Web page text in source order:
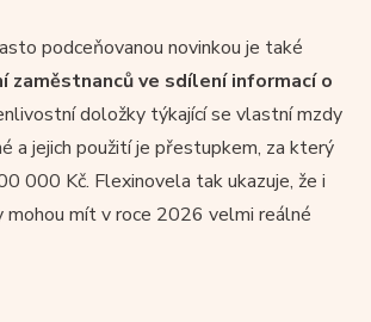
podceňovanou novinkou je také
zaměstnanců ve sdílení informací o
doložky týkající se vlastní mzdy
a jejich použití je přestupkem, za který
000 Kč. Flexinovela tak ukazuje, že i
mohou mít v roce 2026 velmi reálné